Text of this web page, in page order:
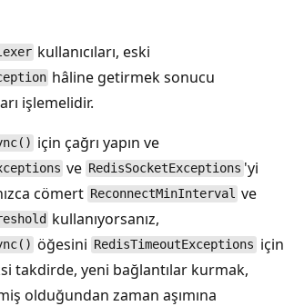
kullanıcıları, eski
hâline getirmek sonucu
işlemelidir.
için çağrı yapın ve
ve RedisSocketExceptions 'yi
cömert ReconnectMinInterval ve
kullanıyorsanız,
öğesini RedisTimeoutExceptions için
takdirde, yeni bağlantılar kurmak,
olduğundan zaman aşımına